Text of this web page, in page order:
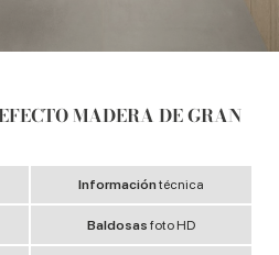
MADERA DE GRAN
Informacióntécnica
Baldosas foto HD